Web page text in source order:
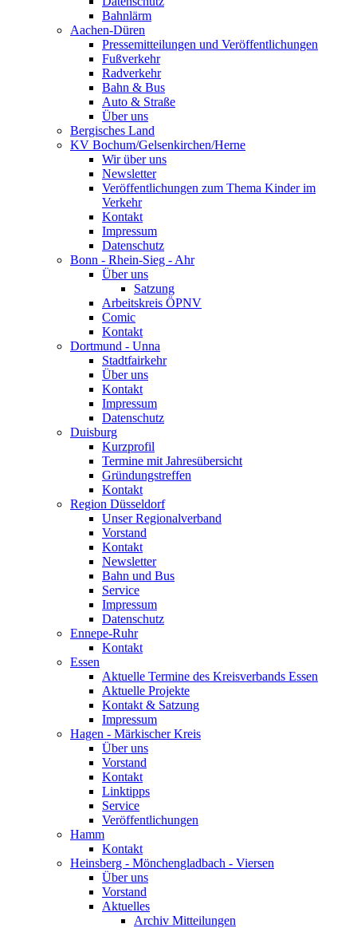
Bahnlärm
Aachen-Düren
Pressemitteilungen und Veröffentlichungen
Fußverkehr
Radverkehr
Bahn & Bus
Auto & Straße
Über uns
Bergisches Land
KV Bochum/Gelsenkirchen/Herne
Wir über uns
Newsletter
Veröffentlichungen zum Thema Kinder im
Verkehr
Kontakt
Impressum
Datenschutz
Bonn - Rhein-Sieg - Ahr
Über uns
Satzung
Arbeitskreis ÖPNV
Comic
Kontakt
Dortmund - Unna
Stadtfairkehr
Über uns
Kontakt
Impressum
Datenschutz
Duisburg
Kurzprofil
Termine mit Jahresübersicht
Gründungstreffen
Kontakt
Region Düsseldorf
Unser Regionalverband
Vorstand
Kontakt
Newsletter
Bahn und Bus
Service
Impressum
Datenschutz
Ennepe-Ruhr
Kontakt
Essen
Aktuelle Termine des Kreisverbands Essen
Aktuelle Projekte
Kontakt & Satzung
Impressum
Hagen - Märkischer Kreis
Über uns
Vorstand
Kontakt
Linktipps
Service
Veröffentlichungen
Hamm
Kontakt
Heinsberg - Mönchengladbach - Viersen
Über uns
Vorstand
Aktuelles
Archiv Mitteilungen